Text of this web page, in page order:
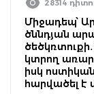
28314
Միջադեպ՝
ծննդյան
կտրող
իսկ
հարվածել է